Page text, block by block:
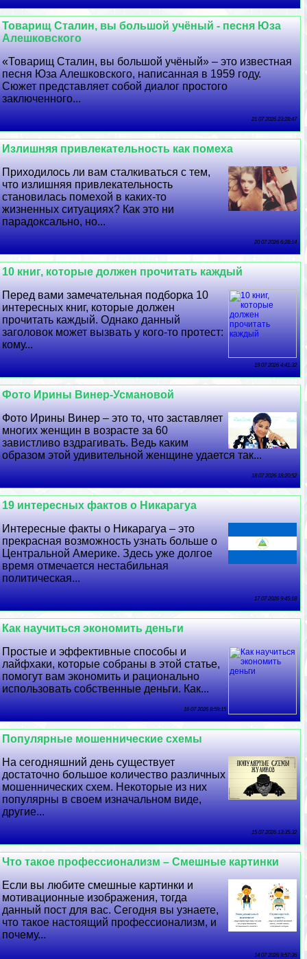
Товарищ Сталин, вы большой учёный - песня Юза
Алешковского
«Товарищ Сталин, вы большой учёный» – это известная
песня Юза Алешковского, написанная в 1959 году.
Сюжет представляет собой диалог простого
заключенного...
21 07 2026 23:28:47
Излишняя привлекательность как помеха
Приходилось ли вам сталкиваться с тем,
что излишняя привлекательность
становилась помехой в каких-то
жизненных ситуациях? Как это ни
парадоксально, но...
20 07 2026 6:28:14
10 книг, которые должен прочитать каждый
Перед вами замечательная подборка 10
интересных книг, которые должен
прочитать каждый. Однако данный
заголовок может вызвать у кого-то протест:
кому...
19 07 2026 4:41:32
Фото Ирины Винер-Усмановой
Фото Ирины Винер – это то, что заставляет
многих женщин в возрасте за 60
завистливо вздрагивать. Ведь каким
образом этой удивительной женщине удается так...
18 07 2026 18:20:52
19 интересных фактов о Никарагуа
Интересные факты о Никарагуа – это
прекрасная возможность узнать больше о
Центральной Америке. Здесь уже долгое
время отмечается нестабильная
политическая...
17 07 2026 9:45:18
Как научиться экономить деньги
Простые и эффективные способы и
лайфхаки, которые собраны в этой статье,
помогут вам экономить и рационально
использовать собственные деньги. Как...
16 07 2026 8:59:15
Популярные мошеннические схемы
На сегодняшний день существует
достаточно большое количество различных
мошеннических схем. Некоторые из них
популярны в своем изначальном виде,
другие...
15 07 2026 13:35:32
Что такое профессионализм – Смешные картинки
Если вы любите смешные картинки и
мотивационные изображения, тогда
данный пост для вас. Сегодня вы узнаете,
что такое настоящий профессионализм, и
почему...
14 07 2026 9:57:36